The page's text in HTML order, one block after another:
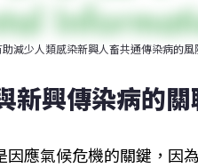
減少人類感染新興人畜共通傳染病的風
新興傳染病的關
應氣候危機的關鍵，因